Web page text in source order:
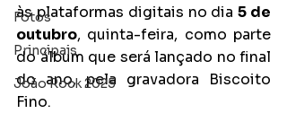
Fotos
Principais
João Rock 2025
às plataformas digitais no dia 5 de
outubro, quinta-feira, como parte
do álbum que será lançado no final
do ano, pela gravadora Biscoito
Fino.